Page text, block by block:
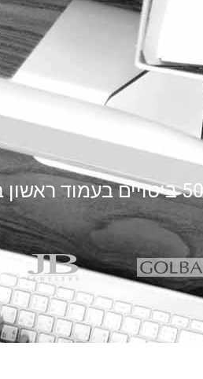
ביטויים בעמוד ראשון